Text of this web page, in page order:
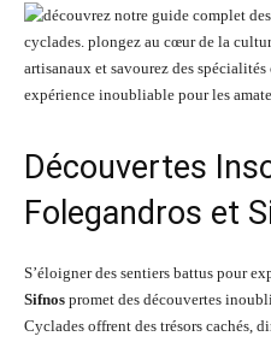
Découvertes
Folegandros et
S’éloigner des sentiers battus pour
Sifnos promet des découvertes
Cyclades offrent des trésors cachés,